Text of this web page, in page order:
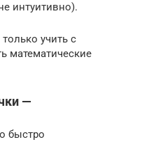
интуитивно).
учить с
математические
—
быстро